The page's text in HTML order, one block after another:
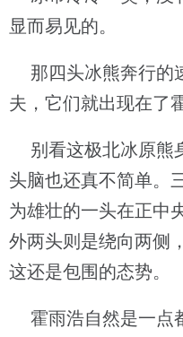
显而易见的。
那四头冰熊奔行的
夫，它们就出现在了
别看这极北冰原熊
头脑也还真不简单。
为雄壮的一头在正中
外两头则是绕向两侧
这还是包围的态势。
霍雨浩自然是一点